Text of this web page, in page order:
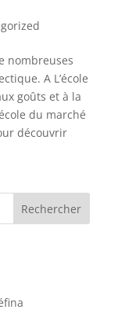
nombreuses
A L’école
goûts et à la
du marché
découvrir